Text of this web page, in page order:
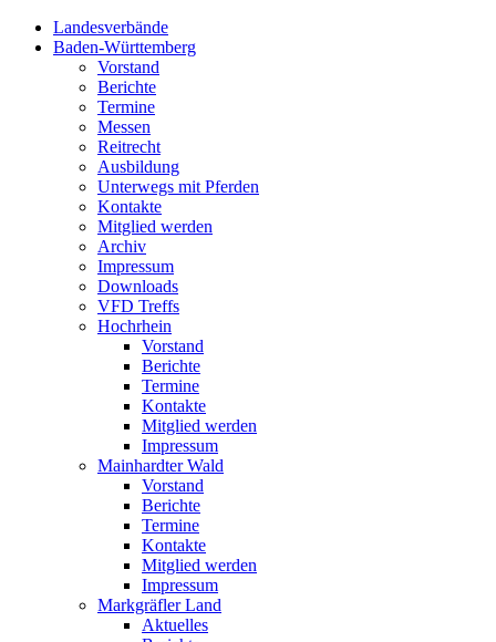
Landesverbände
Baden-Württemberg
Vorstand
Berichte
Termine
Messen
Reitrecht
Ausbildung
Unterwegs mit Pferden
Kontakte
Mitglied werden
Archiv
Impressum
Downloads
VFD Treffs
Hochrhein
Vorstand
Berichte
Termine
Kontakte
Mitglied werden
Impressum
Mainhardter Wald
Vorstand
Berichte
Termine
Kontakte
Mitglied werden
Impressum
Markgräfler Land
Aktuelles